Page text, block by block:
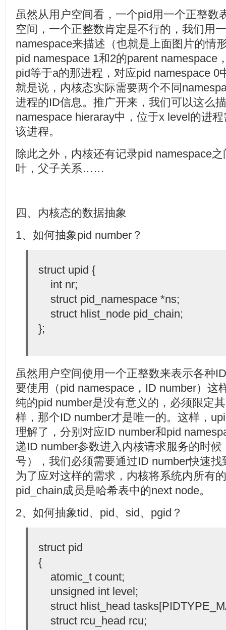
虽然从用户空间看，一个pid用一个正整数
空间，一个正整数肯定是不行的，我们用
namespace来描述（也就是上面图片的情
pid namespace 1和2的parent namespace
pid等于a的那进程，对应pid namespace 0
就是说，内核态实际需要两个不同
进程的ID信息。推广开来，我们可以这么
namespace hieraray中，位于x level的进
该进程。
除此之外，内核还有记录pid namespace
叶，父子关系……
四、内核态的数据抽象
1、如何抽象pid number？
struct upid {
int nr;
struct pid_namespace *ns;
struct hlist_node pid_chain;
};
虽然用户空间使用一个正整数来表示各种
要使用（pid namespace，ID number）这
纯的pid number是没有意义的，必须限定
样，那个ID number才是唯一的。这样，
理解了，分别对应ID number和pid
递ID number参数进入内核请求服务的时
号），我们必须需要通过ID number快速
为了应对这样的需求，内核将系统内所有
pid_chain成员是哈希表中的next node。
2、如何抽象tid、pid、sid、pgid？
struct pid
{
atomic_t count;
unsigned int level;
struct hlist_head
struct rcu_head rcu;